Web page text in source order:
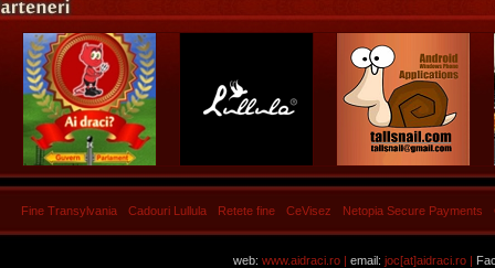
Fine Transylvania Cadouri Lullula Retete fine CeVisez Netopia Secure Payments
web: www.aidraci.ro | email: joc[at]aidraci.ro |